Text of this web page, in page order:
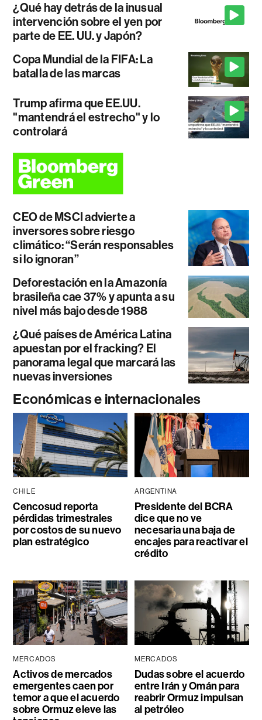
¿Qué hay detrás de la inusual
intervención sobre el yen por
parte de EE. UU. y Japón?
Copa Mundial de la FIFA: La
batalla de las marcas
Trump afirma que EE.UU.
"mantendrá el estrecho" y lo
controlará
CEO de MSCI advierte a
inversores sobre riesgo
climático: “Serán responsables
si lo ignoran”
Deforestación en la Amazonía
brasileña cae 37% y apunta a su
nivel más bajo desde 1988
¿Qué países de América Latina
apuestan por el fracking? El
panorama legal que marcará las
nuevas inversiones
Económicas e internacionales
CHILE
Cencosud reporta
pérdidas trimestrales
por costos de su nuevo
plan estratégico
ARGENTINA
Presidente del BCRA
dice que no ve
necesaria una baja de
encajes para reactivar el
crédito
MERCADOS
Activos de mercados
emergentes caen por
temor a que el acuerdo
sobre Ormuz eleve las
MERCADOS
Dudas sobre el acuerdo
entre Irán y Omán para
reabrir Ormuz impulsan
al petróleo